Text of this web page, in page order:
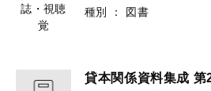
誌・視聴
覚
種別
： 図書
貸本関係資料集成